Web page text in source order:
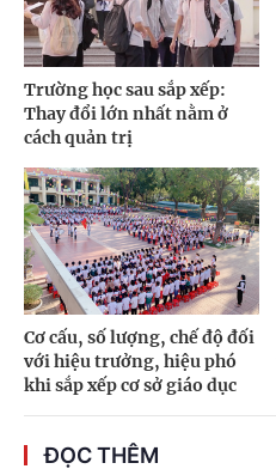
Trường học sau sắp xếp:
Thay đổi lớn nhất nằm ở
cách quản trị
Cơ cấu, số lượng, chế độ đối
với hiệu trưởng, hiệu phó
khi sắp xếp cơ sở giáo dục
ĐỌC THÊM